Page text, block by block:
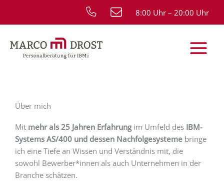
8:00 Uhr – 20:00 Uhr
Über mich
Mit mehr als 25 Jahren Erfahrungim Umfeld des IBM-
Systems AS/400 und dessen Nachfolgesysteme bringe
ich eine Tiefe an Wissen und Verständnis mit, die
sowohl Bewerber*innen als auch Unternehmen in der
Branche schätzen.